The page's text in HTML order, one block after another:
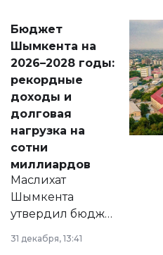
народу
Венесуэлы.
Бюджет
Шымкента на
2026–2028 годы:
рекордные
доходы и
долговая
нагрузка на
сотни
миллиардов
Маслихат
Шымкента
утвердил бюджет
города на 2026–
2028 годы.
31 декабря, 13:41